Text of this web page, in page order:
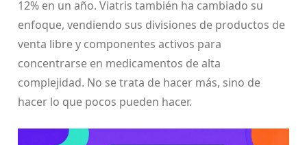
12% en un año. Viatris también ha cambiado su
enfoque, vendiendo sus divisiones de productos de
venta libre y componentes activos para
concentrarse en medicamentos de alta
complejidad. No se trata de hacer más, sino de
hacer lo que pocos pueden hacer.